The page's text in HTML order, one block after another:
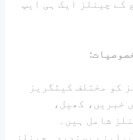
کے چینلز ایک ہی ایپ
کو مختلف کیٹگریز
خبریں، کھیل،
شامل ہیں۔
اپنے پسندیدہ چینلز